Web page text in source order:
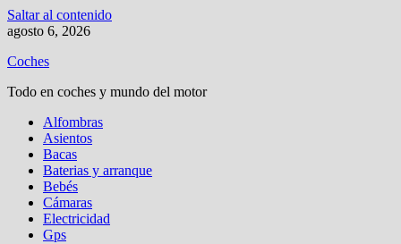
Saltar al contenido
agosto 6, 2026
Coches
Todo en coches y mundo del motor
Alfombras
Asientos
Bacas
Baterias y arranque
Bebés
Cámaras
Electricidad
Gps